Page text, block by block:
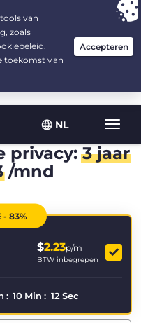
NL
jaar, voor $
privacy:3 jaar
/mnd
- 83%
$2.23p/m
BTW inbegrepen
: 10 Min : 12 Sec